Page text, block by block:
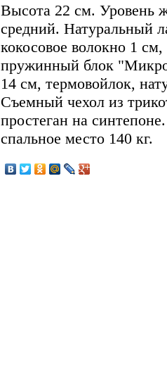
Высота 22 см. Уровень
средний. Натуральный
кокосовое волокно 1
пружинный блок
14 см, термовойлок,
Съемный чехол из
простеган на
спальное место 140 кг.